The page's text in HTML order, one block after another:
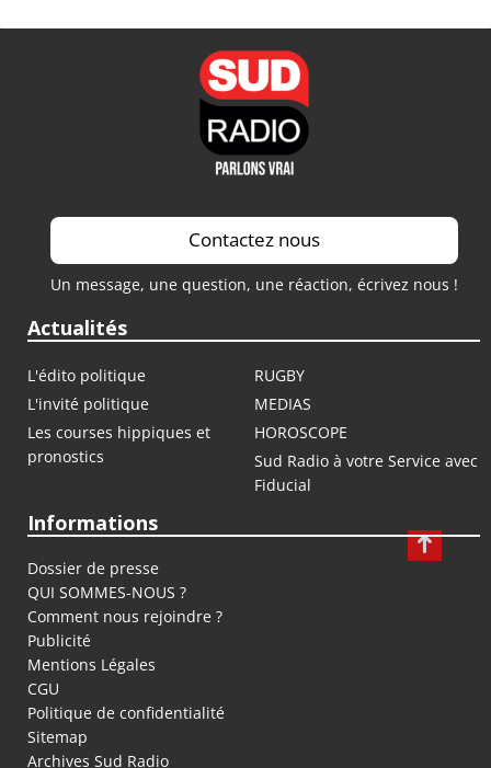
Contactez nous
Un message, une question, une réaction, écrivez nous !
Actualités
L'édito politique
RUGBY
L'invité politique
MEDIAS
Les courses hippiques et
pronostics
HOROSCOPE
Sud Radio à votre Service avec
Fiducial
Informations
Dossier de presse
QUI SOMMES-NOUS ?
Comment nous rejoindre ?
Publicité
Mentions Légales
CGU
Politique de confidentialité
Sitemap
Archives Sud Radio